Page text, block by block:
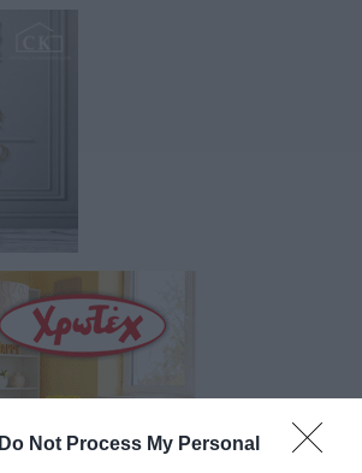
Do Not Process My Personal